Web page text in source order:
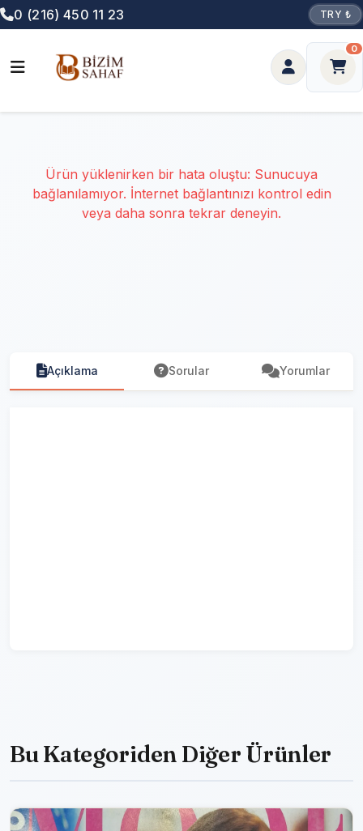
0 (216) 450 11 23 TRY ₺
0
Ürün yüklenirken bir hata oluştu: Sunucuya
bağlanılamıyor. İnternet bağlantınızı kontrol edin
veya daha sonra tekrar deneyin.
Açıklama Sorular Yorumlar
Bu Kategoriden Diğer Ürünler